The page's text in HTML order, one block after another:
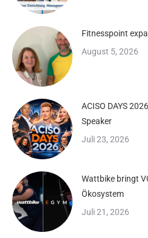
Fitnesspoint
August 5, 2026
ACISO DAYS
Speaker
Juli 23, 2026
Wattbike bringt
Ökosystem
Juli 21, 2026